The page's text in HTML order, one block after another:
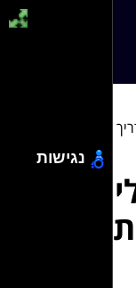
מידות, בטיחות
נגישות